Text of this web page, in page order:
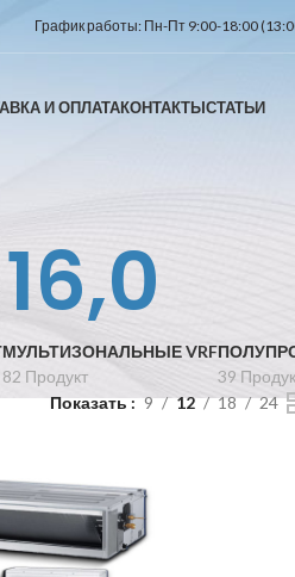
График работы: Пн-Пт 9:00-18:00
И ОПЛАТАКОНТАКТЫСТАТЬИ
МУЛЬТИЗОНАЛЬНЫЕ VRF
82 Продукт
39
Показать 9 12 18 24